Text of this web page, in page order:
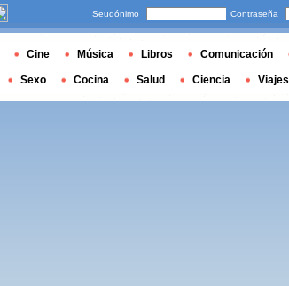
Seudónimo Contraseña
Cine Música Libros Comunicación
Sexo Cocina Salud Ciencia Viajes